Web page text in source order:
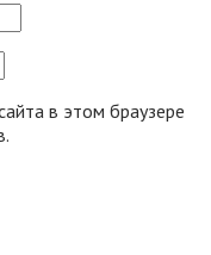
в этом браузере